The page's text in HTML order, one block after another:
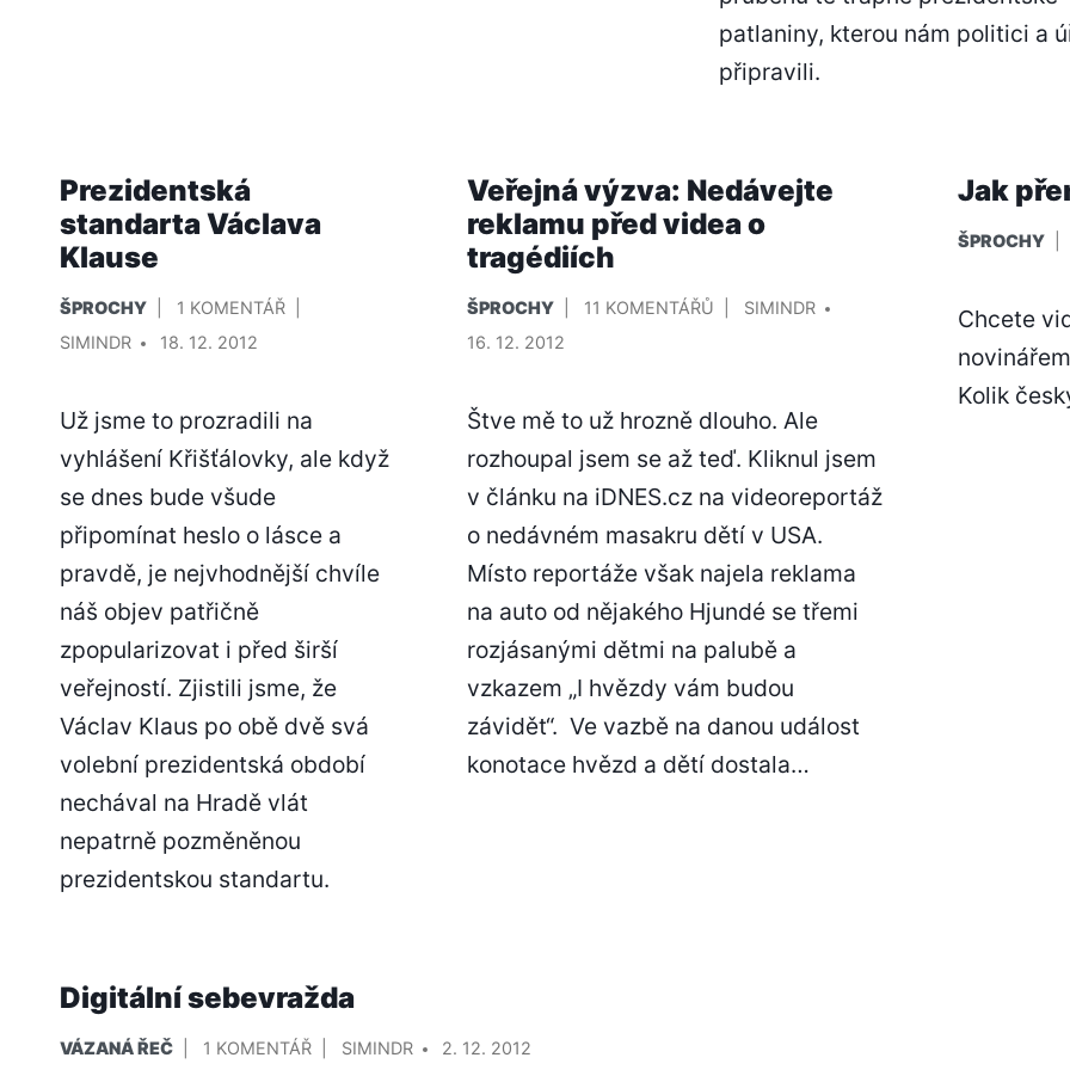
patlaniny, kterou nám politici a
připravili.
Prezidentská
standarta Václava
Klause
PUBLIKOVÁNO
V
ŠPROCHY 1 KOMENTÁŘU
PREZIDENTSKÁ
STANDARTA
VÁCLAVA
PŘIDAL/A
SIMINDR 18. 12. 2012
Už jsme to prozradili na
vyhlášení Křišťálovky, ale když
se dnes bude všude
připomínat heslo o lásce a
pravdě, je nejvhodnější chvíle
náš objev patřičně
zpopularizovat i před širší
veřejností. Zjistili jsme, že
Václav Klaus po obě dvě svá
volební prezidentská období
nechával na Hradě vlát
nepatrně pozměněnou
prezidentskou standartu.
Veřejná výzva: Nedávejte
reklamu před videa o
tragédiích
PUBLIKOVÁNO
V
ŠPROCHY 11 KOMENTÁŘŮ
VEŘEJNÁ
VÝZVA:
REKLAMU
PŘED
VIDEA
O
TRAGÉDIÍCH
PŘIDAL/A
SIMINDR
16. 12. 2012
Štve mě to už hrozně dlouho. Ale
rozhoupal jsem se až teď. Kliknul jsem
v článku na iDNES.cz na videoreportáž
o nedávném masakru dětí v USA.
Místo reportáže však najela reklama
na auto od nějakého Hjundé se třemi
rozjásanými dětmi na palubě a
vzkazem „I hvězdy vám budou
závidět“. Ve vazbě na danou událost
konotace hvězd a dětí dostala…
Jak
ŠPROCHY
Chcete
Kolik
Digitální sebevražda
PUBLIKOVÁNO
VÁZANÁ ŘEČ 1 KOMENTÁŘU
PŘIDAL/A
SIMINDR 2. 12. 2012